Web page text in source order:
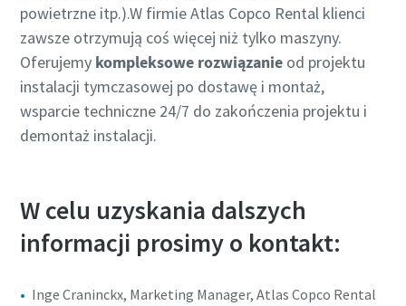
powietrzne itp.).W firmie Atlas Copco Rental klienci
zawsze otrzymują coś więcej niż tylko maszyny.
Oferujemy kompleksowe rozwiązanieod projektu
instalacji tymczasowej po dostawę i montaż,
wsparcie techniczne 24/7 do zakończenia projektu i
demontaż instalacji.
W celu uzyskania dalszych
informacji prosimy o kontakt:
Inge Craninckx, Marketing Manager, Atlas Copco Rental